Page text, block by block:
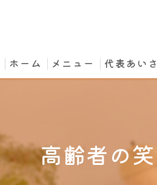
ホーム メニュー 代表あい
高齢者の